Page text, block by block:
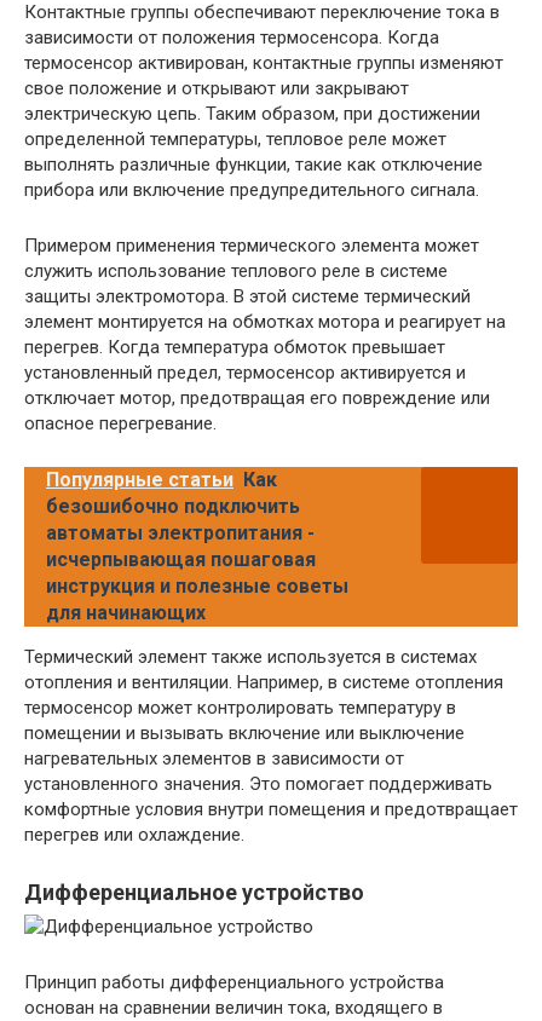
Контактные группы обеспечивают переключение тока в
зависимости от положения термосенсора. Когда
термосенсор активирован, контактные группы изменяют
свое положение и открывают или закрывают
электрическую цепь. Таким образом, при достижении
определенной температуры, тепловое реле может
выполнять различные функции, такие как отключение
прибора или включение предупредительного сигнала.
Примером применения термического элемента может
служить использование теплового реле в системе
защиты электромотора. В этой системе термический
элемент монтируется на обмотках мотора и реагирует на
перегрев. Когда температура обмоток превышает
установленный предел, термосенсор активируется и
отключает мотор, предотвращая его повреждение или
опасное перегревание.
Популярные статьи Как
безошибочно подключить
автоматы электропитания -
исчерпывающая пошаговая
инструкция и полезные советы
для начинающих
Термический элемент также используется в системах
отопления и вентиляции. Например, в системе отопления
термосенсор может контролировать температуру в
помещении и вызывать включение или выключение
нагревательных элементов в зависимости от
установленного значения. Это помогает поддерживать
комфортные условия внутри помещения и предотвращает
перегрев или охлаждение.
Дифференциальное устройство
Принцип работы дифференциального устройства
основан на сравнении величин тока, входящего в